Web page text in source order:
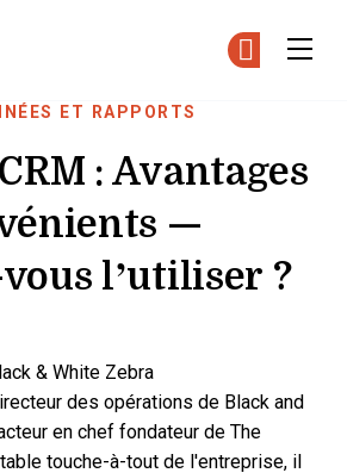
ET RAPPORTS
: Avantages
—
l’utiliser ?
& White Zebra
des opérations de Black and
en chef fondateur de The
touche-à-tout de l'entreprise, il